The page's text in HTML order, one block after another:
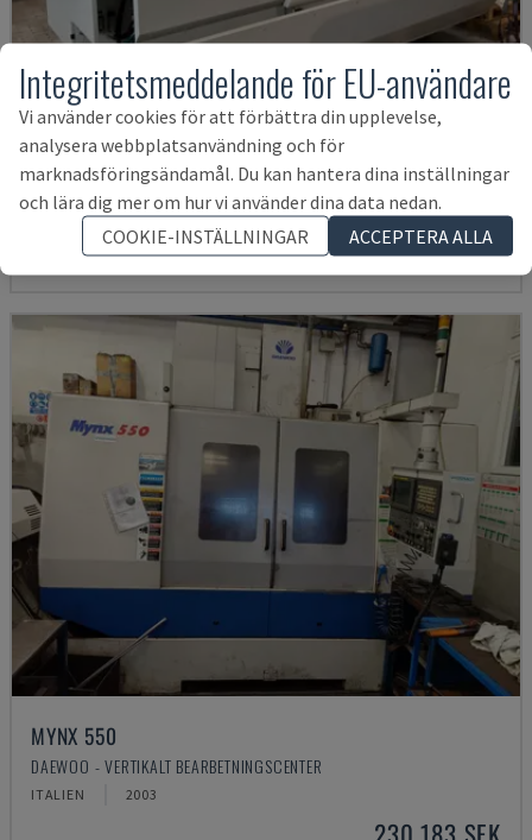
U5-1530
SPINNER - VERTIKALT BEARBETNINGSCENTER
TYSKLAND 2021 6.000 tim.
1 589 359 SEK
MYNX 550
DAEWOO - VERTIKALT BEARBETNINGSCENTER
ITALIEN 2003
Integritetsmeddelande för EU-användare
Vi använder cookies för att förbättra din upplevelse,
analysera webbplatsanvändning och för
marknadsföringsändamål. Du kan hantera dina inställningar
och lära dig mer om hur vi använder dina data nedan.
COOKIE-INSTÄLLNINGAR
ACCEPTERA ALLA